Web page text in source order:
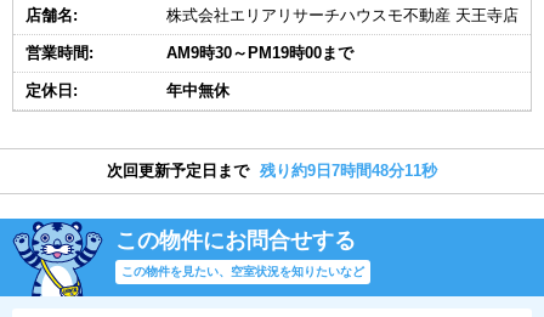
店舗名: 株式会社エリアリサーチハウスモ不動産 天王寺店
営業時間: AM9時30～PM19時00まで
定休日: 年中無休
次回更新予定日まで 残り約9日7時間48分11秒
この物件にお問合せする
この物件を見たい、空室状況を知りたいなど